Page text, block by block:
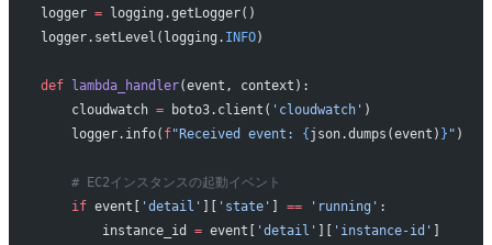
logger = logging.getLogger()
logger.setLevel(logging. INFO)
def lambda_handler(event, context):
    cloudwatch
= boto3.client( 'cloudwatch' )
    logger.info(
f"Received event: {json.dumps(event) } " )
    # EC2インスタンスの起動イベント
    if
event[ 'detail' ][ 'state' ] == 'running' :
        instance_id
= event[ 'detail' ][ 'instance-id' ]